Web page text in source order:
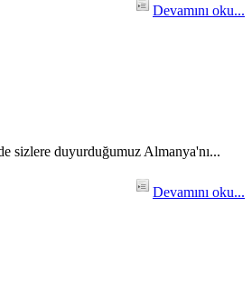
Devamını oku...
sizlere duyurduğumuz Almanya'nı...
Devamını oku...